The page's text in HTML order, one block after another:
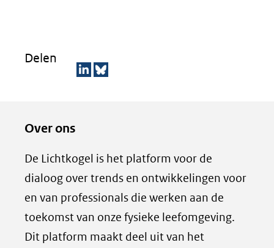
Delen
n
o
p
L
i
p
a
g
i
n
Over ons
De Lichtkogel is het platform voor de
dialoog over trends en ontwikkelingen voor
en van professionals die werken aan de
toekomst van onze fysieke leefomgeving.
Dit platform maakt deel uit van het